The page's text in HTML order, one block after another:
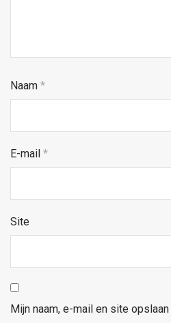
Naam *
E-mail *
Site
Mijn naam, e-mail en site